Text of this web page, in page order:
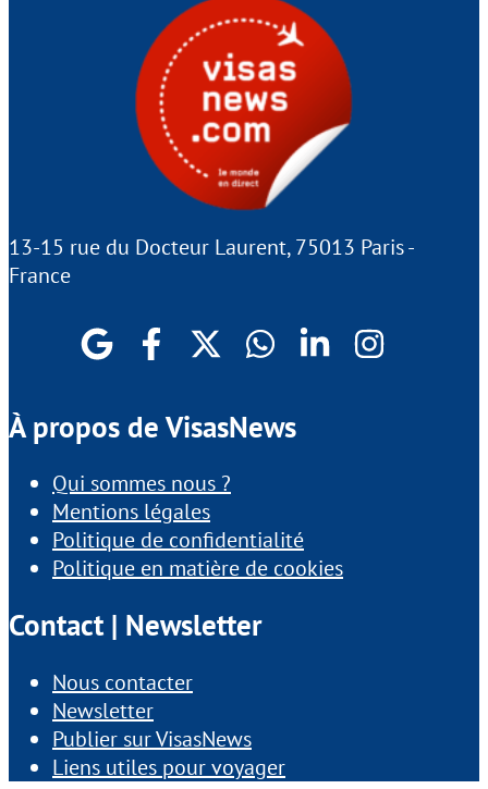
13-15 rue du Docteur Laurent, 75013 Paris -
France
À propos de VisasNews
Qui sommes nous ?
Mentions légales
Politique de confidentialité
Politique en matière de cookies
Contact | Newsletter
Nous contacter
Newsletter
Publier sur VisasNews
Liens utiles pour voyager